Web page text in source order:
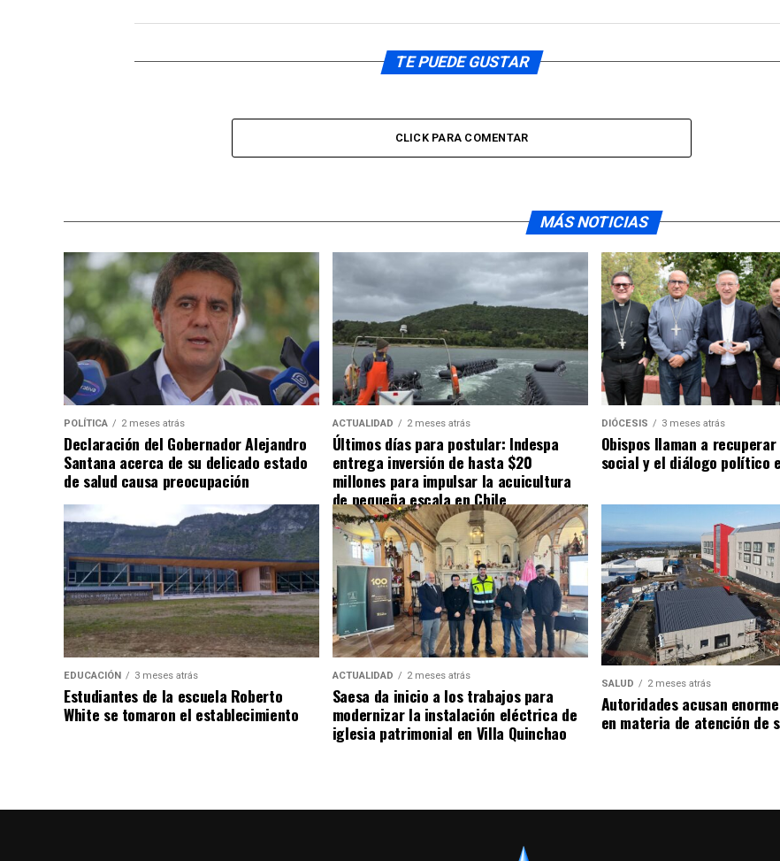
TE PUEDE GUSTAR
CLICK PARA COMENTAR
MÁS NOTICIAS
POLÍTICA 2 meses atrás
Declaración del Gobernador Alejandro
Santana acerca de su delicado estado
de salud causa preocupación
ACTUALIDAD 2 meses atrás
Últimos días para postular: Indespa
entrega inversión de hasta $20
millones para impulsar la acuicultura
de pequeña escala en Chile
DIÓCESIS 3 meses atrás
Obispos llaman a
social y el diálogo político
EDUCACIÓN 3 meses atrás
Estudiantes de la escuela Roberto
White se tomaron el establecimiento
ACTUALIDAD 2 meses atrás
Saesa da inicio a los trabajos para
modernizar la instalación eléctrica de
iglesia patrimonial en Villa Quinchao
SALUD 2 meses atrás
Autoridades acusan
en materia de atención de